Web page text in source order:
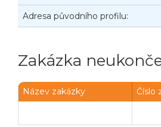
Adresa původního profilu:
Zakázka
Název zakázky Číslo